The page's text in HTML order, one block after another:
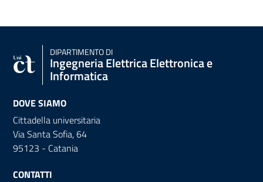
DIPARTIMENTO DI
Ingegneria Elettrica Elettronica e
Informatica
DOVE SIAMO
Cittadella universitaria
Via Santa Sofia, 64
95123 - Catania
CONTATTI